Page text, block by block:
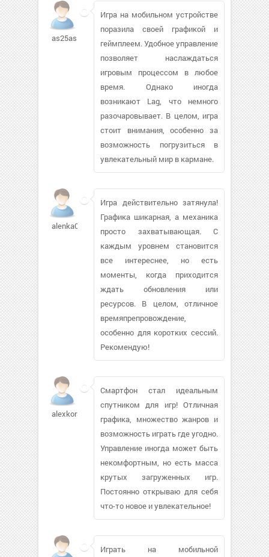
as25as
Игра на мобильном устройстве
поразила своей графикой и
геймплеем. Удобное управление
позволяет наслаждаться
игровым процессом в любое
время. Однако иногда
возникают Lag, что немного
разочаровывает. В целом, игра
стоит внимания, особенно за
возможность погрузиться в
увлекательный мир в кармане.
alenka0080
Игра действительно затянула!
Графика шикарная, а механика
просто захватывающая. С
каждым уровнем становится
все интереснее, но есть
моменты, когда приходится
ждать обновления или
ресурсов. В целом, отличное
времяпрепровождение,
особенно для коротких сессий.
Рекомендую!
alexkor3
Смартфон стал идеальным
спутником для игр! Отличная
графика, множество жанров и
возможность играть где угодно.
Управление иногда может быть
некомфортным, но есть масса
крутых загруженных игр.
Постоянно открываю для себя
что-то новое и увлекательное!
Играть на мобильной